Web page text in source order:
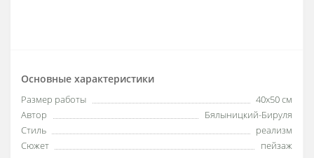
Основные характеристики
Размер работы
40х50 см
Автор
Бялыницкий-Бируля
Стиль
реализм
Сюжет
пейзаж